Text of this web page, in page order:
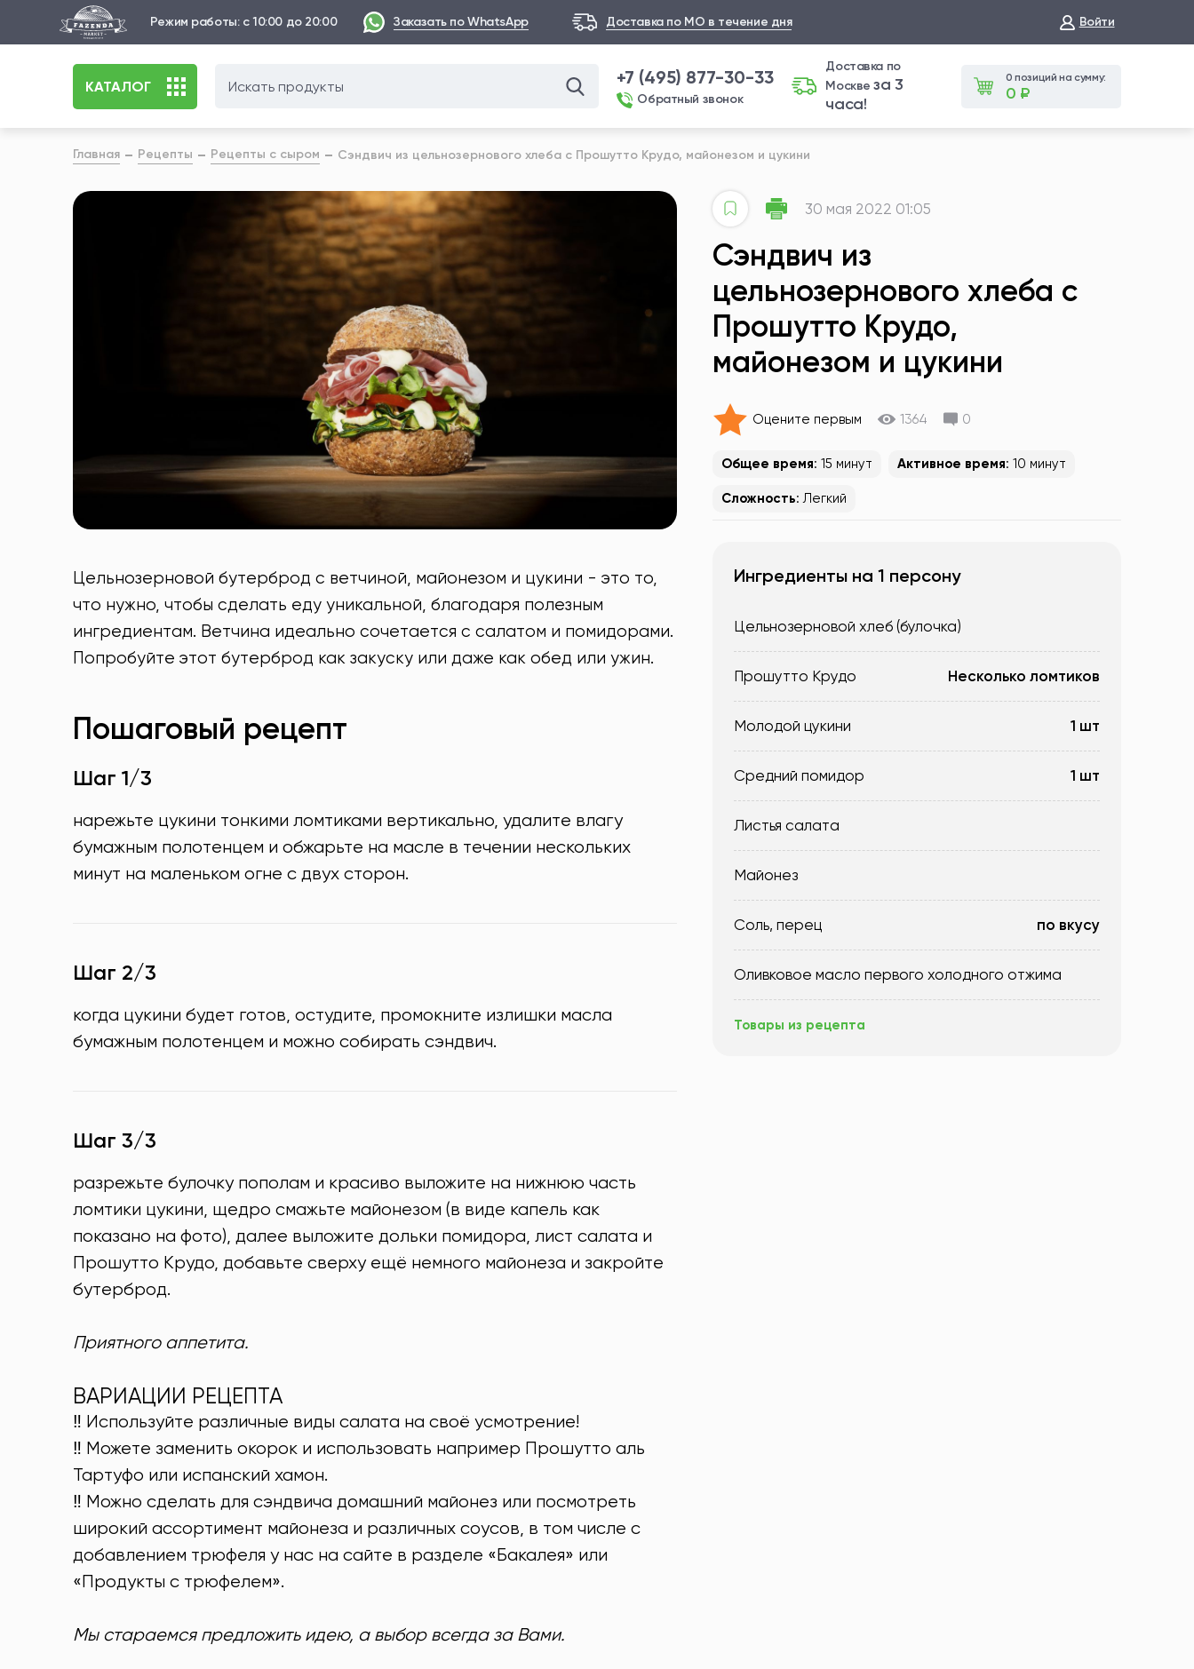
Режим работы: с 10:00 до 20:00 Заказать по WhatsApp Доставка по МО в течение дня Войти
КАТАЛОГ +7 (495) 877-30-33
Обратный звонок
Доставка по
Москвеза 3
часа!
0 позиций на сумму:
0 ₽
Главная Рецепты Рецепты с сыром Сэндвич из цельнозернового хлеба с Прошутто Крудо, майонезом и цукини
Цельнозерновой бутерброд с ветчиной, майонезом и цукини - это то,
что нужно, чтобы сделать еду уникальной, благодаря полезным
ингредиентам. Ветчина идеально сочетается с салатом и помидорами.
Попробуйте этот бутерброд как закуску или даже как обед или ужин.
Пошаговый рецепт
Шаг 1/3
нарежьте цукини тонкими ломтиками вертикально, удалите влагу
бумажным полотенцем и обжарьте на масле в течении нескольких
минут на маленьком огне с двух сторон.
Шаг 2/3
когда цукини будет готов, остудите, промокните излишки масла
бумажным полотенцем и можно собирать сэндвич.
Шаг 3/3
разрежьте булочку пополам и красиво выложите на нижнюю часть
ломтики цукини, щедро смажьте майонезом (в виде капель как
показано на фото), далее выложите дольки помидора, лист салата и
Прошутто Крудо, добавьте сверху ещё немного майонеза и закройте
бутерброд.
Приятного аппетита.
ВАРИАЦИИ РЕЦЕПТА
‼️ Используйте различные виды салата на своё усмотрение!
‼️ Можете заменить окорок и использовать например Прошутто аль
Тартуфо или испанский хамон.
‼️ Можно сделать для сэндвича домашний майонез или посмотреть
широкий ассортимент майонеза и различных соусов, в том числе с
добавлением трюфеля у нас на сайте в разделе «Бакалея» или
«Продукты с трюфелем».
Мы стараемся предложить идею, а выбор всегда за Вами.
30 мая 2022 01:05
Сэндвич из
цельнозернового хлеба с
Прошутто Крудо,
майонезом и цукини
Оцените первым 1364 0
Общее время: 15 минут Активное время: 10 минут
Сложность: Легкий
Ингредиенты на 1 персону
Цельнозерновой хлеб (булочка)
Прошутто Крудо Несколько ломтиков
Молодой цукини 1 шт
Средний помидор 1 шт
Листья салата
Майонез
Соль, перец по вкусу
Оливковое масло первого холодного отжима
Товары из рецепта